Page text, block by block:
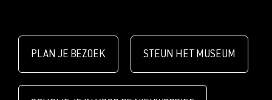
PLAN JE BEZOEK STEUN HET MUSEUM